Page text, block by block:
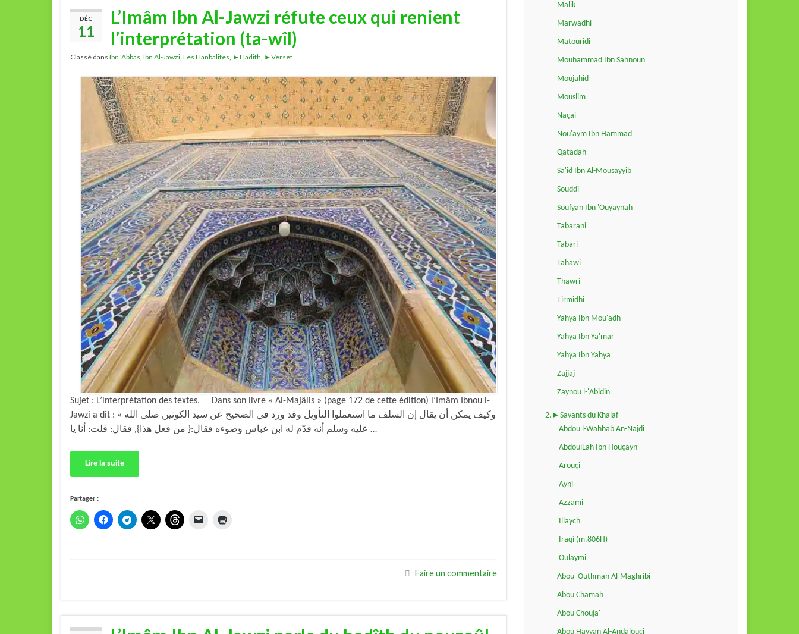
DÉC
11
L’Imâm Ibn Al-Jawzi réfute ceux qui renient
l’interprétation (ta-wîl)
Classé dans Ibn 'Abbas, Ibn Al-Jawzi, Les Hanbalites, ►Hadith, ►Verset
Sujet : L’interprétation des textes. Dans son livre « Al-Majâlis » (page 172 de cette édition) l’Imâm Ibnou l-
Jawzi a dit : « وكيف يمكن أن يقال إن السلف ما استعملوا التأويل وقد ورد في الصحيح عن سيد الكونين صلى الله
عليه وسلم أنه قدّم له ابن عباس وَضوءه فقال:{ من فعل هذا}, فقال: قلت: أنا يا …
Lire la suite
Partager :
Faire un commentaire
Malik
Marwadhi
Matouridi
Mouhammad Ibn Sahnoun
Moujahid
Mouslim
Naçai
Nou'aym Ibn Hammad
Qatadah
Sa'id Ibn Al-Mousayyib
Souddi
Soufyan Ibn 'Ouyaynah
Tabarani
Tabari
Tahawi
Thawri
Tirmidhi
Yahya Ibn Mou'adh
Yahya Ibn Ya'mar
Yahya Ibn Yahya
Zajjaj
Zaynou l-'Abidin
2.►Savants du Khalaf
'Abdou l-Wahhab An-Najdi
'AbdoulLah Ibn Houçayn
'Arouçi
'Ayni
'Azzami
'Illaych
'Iraqi (m.806H)
'Oulaymi
Abou 'Outhman Al-Maghribi
Abou Chamah
Abou Chouja'
Abou Hayyan Al-Andalouçi